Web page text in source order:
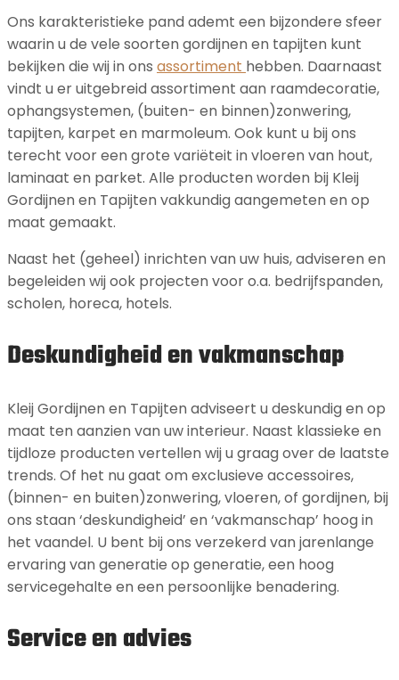
Ons karakteristieke pand ademt een bijzondere sfeer
waarin u de vele soorten gordijnen en tapijten kunt
bekijken die wij in ons assortiment hebben. Daarnaast
vindt u er uitgebreid assortiment aan raamdecoratie,
ophangsystemen, (buiten- en binnen)zonwering,
tapijten, karpet en marmoleum. Ook kunt u bij ons
terecht voor een grote variëteit in vloeren van hout,
laminaat en parket. Alle producten worden bij Kleij
Gordijnen en Tapijten vakkundig aangemeten en op
maat gemaakt.
Naast het (geheel) inrichten van uw huis, adviseren en
begeleiden wij ook projecten voor o.a. bedrijfspanden,
scholen, horeca, hotels.
Deskundigheid en vakmanschap
Kleij Gordijnen en Tapijten adviseert u deskundig en op
maat ten aanzien van uw interieur. Naast klassieke en
tijdloze producten vertellen wij u graag over de laatste
trends. Of het nu gaat om exclusieve accessoires,
(binnen- en buiten)zonwering, vloeren, of gordijnen, bij
ons staan ‘deskundigheid’ en ‘vakmanschap’ hoog in
het vaandel. U bent bij ons verzekerd van jarenlange
ervaring van generatie op generatie, een hoog
servicegehalte en een persoonlijke benadering.
Service en advies